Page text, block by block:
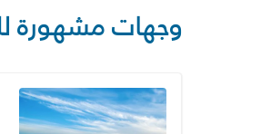
وجهات مشهورة